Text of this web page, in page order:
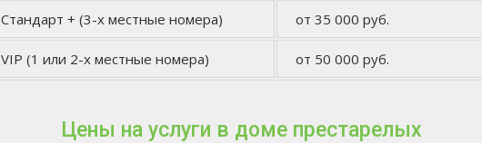
Стандарт + (3-х местные номера) от 35 000 руб.
VIP (1 или 2-х местные номера) от 50 000 руб.
Цены на услуги в доме престарелых